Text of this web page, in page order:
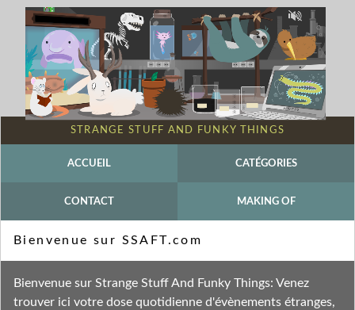
STRANGE STUFF AND FUNKY THINGS
ACCUEIL CATÉGORIES
CONTACT MAKING OF
Fil des commentaires
Bienvenue sur SSAFT.com
Bienvenue sur Strange Stuff And Funky Things: Venez
trouver ici votre dose quotidienne d'évènements étranges,